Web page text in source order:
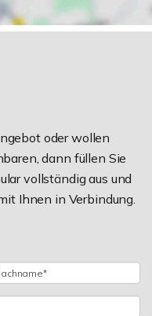
oder wollen
dann füllen Sie
vollständig aus und
Ihnen in Verbindung.